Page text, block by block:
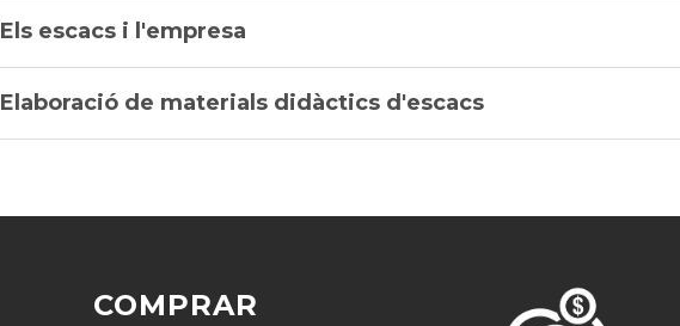
Els escacs i l'empresa
Elaboració de materials didàctics d'escacs
COMPRAR